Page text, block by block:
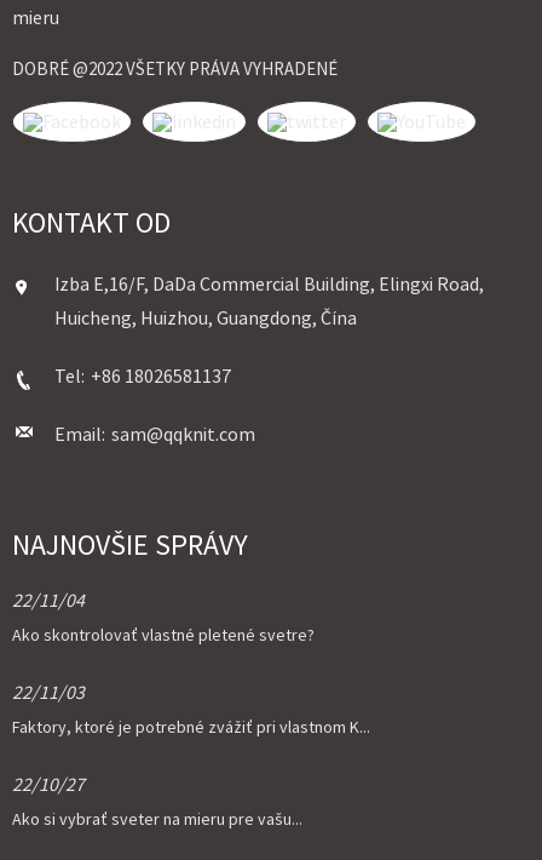
DOBRÉ @2022 VŠETKY PRÁVA VYHRADENÉ
KONTAKT OD
Izba E,16/F, DaDa Commercial Building, Elingxi Road,
Huicheng, Huizhou, Guangdong, Čína
Tel: +86 18026581137
Email: sam@qqknit.com
NAJNOVŠIE SPRÁVY
22/11/04
Ako skontrolovať vlastné pletené svetre?
22/11/03
Faktory, ktoré je potrebné zvážiť pri vlastnom K...
22/10/27
Ako si vybrať sveter na mieru pre vašu...